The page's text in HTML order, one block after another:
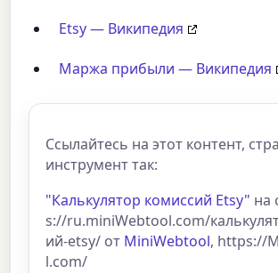
Etsy — Википедия
Маржа прибыли — Википедия
Ссылайтесь на этот контент,
инструмент так:
"Калькулятор комиссий Etsy" на
s://ru.miniWebtool.com/
ий-etsy/ от MiniWebtool, https://
l.com/